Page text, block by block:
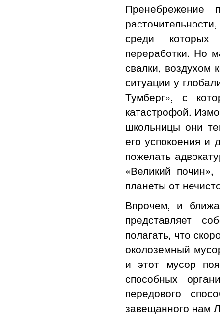
Пренебрежение
среди которых
переработки. Но
свалки, воздухом
ситуации у
Тумберг», с
катастрофой.
школьницы они
его успокоения и
пожелать
«Великий
планеты от
Впрочем, и
представляет
полагать, что
околоземный
и этот мусор
способных
передового
завещанного нам